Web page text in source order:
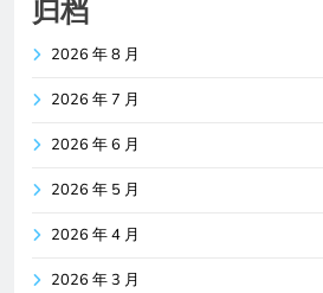
归档
2026 年 8 月
2026 年 7 月
2026 年 6 月
2026 年 5 月
2026 年 4 月
2026 年 3 月